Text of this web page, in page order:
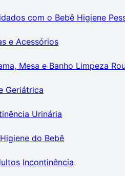
com o Bebê Higiene
e Acessórios
Mesa e Banho Limpeza
Geriátrica
Urinária
Higiene do Bebê
Incontinência